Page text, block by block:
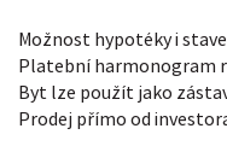
Možnost hypotéky i
Platební harmonogram
Byt lze použít jako
Prodej přímo od